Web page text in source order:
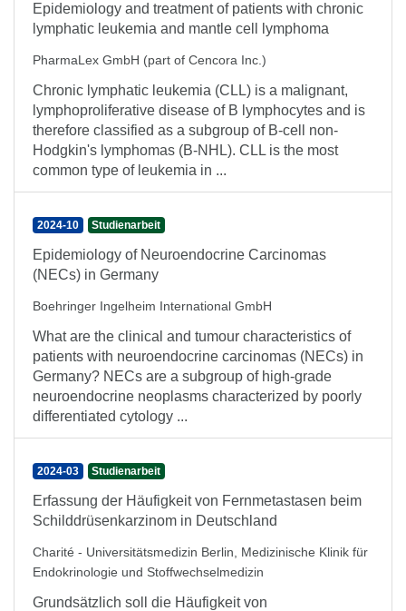
Epidemiology and treatment of patients with chronic
lymphatic leukemia and mantle cell lymphoma
PharmaLex GmbH (part of Cencora Inc.)
Chronic lymphatic leukemia (CLL) is a malignant,
lymphoproliferative disease of B lymphocytes and is
therefore classified as a subgroup of B-cell non-
Hodgkin's lymphomas (B-NHL). CLL is the most
common type of leukemia in ...
2024-10 Studienarbeit
Epidemiology of Neuroendocrine Carcinomas
(NECs) in Germany
Boehringer Ingelheim International GmbH
What are the clinical and tumour characteristics of
patients with neuroendocrine carcinomas (NECs) in
Germany? NECs are a subgroup of high-grade
neuroendocrine neoplasms characterized by poorly
differentiated cytology ...
2024-03 Studienarbeit
Erfassung der Häufigkeit von Fernmetastasen beim
Schilddrüsenkarzinom in Deutschland
Charité - Universitätsmedizin Berlin, Medizinische Klinik für
Endokrinologie und Stoffwechselmedizin
Grundsätzlich soll die Häufigkeit von